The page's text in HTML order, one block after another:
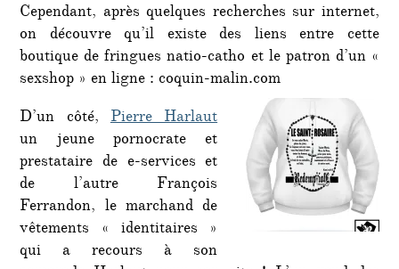
Cependant, après quelques recherches sur internet,
on découvre qu’il existe des liens entre cette
boutique de fringues natio-catho et le patron d’un «
sexshop » en ligne : coquin-malin.com
D’un côté,Pierre Harlaut
un jeune pornocrate et
prestataire de e-services et
de l’autre François
Ferrandon, le marchand de
vêtements « identitaires »
qui a recours à son